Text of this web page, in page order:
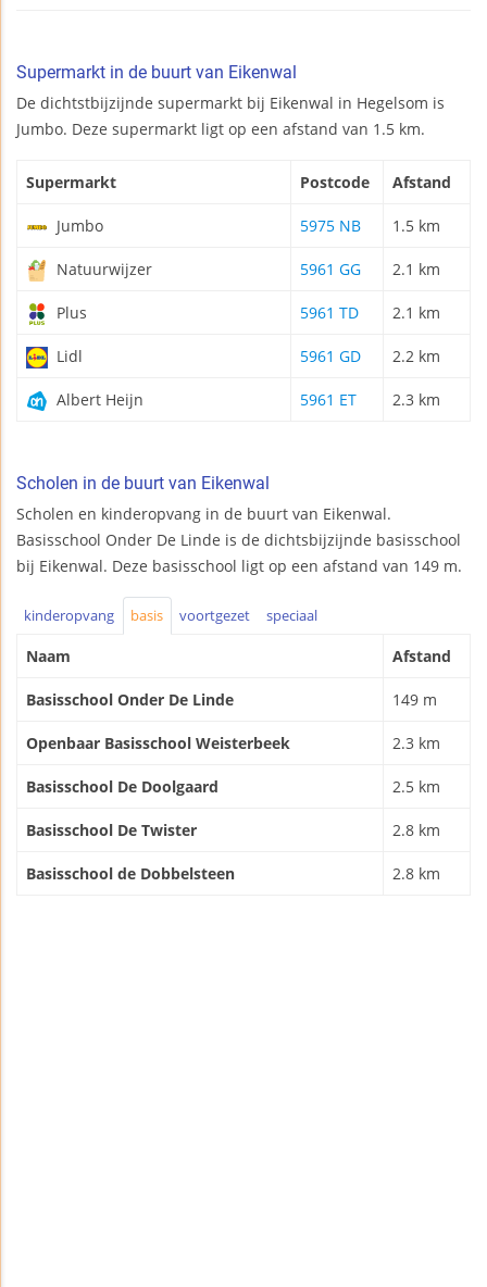
Supermarkt in de buurt van Eikenwal
De dichtstbijzijnde supermarkt bij Eikenwal in Hegelsom is
Jumbo. Deze supermarkt ligt op een afstand van 1.5 km.
Supermarkt Postcode Afstand
Jumbo 5975 NB 1.5 km
Natuurwijzer 5961 GG 2.1 km
Plus 5961 TD 2.1 km
Lidl 5961 GD 2.2 km
Albert Heijn 5961 ET 2.3 km
Scholen in de buurt van Eikenwal
Scholen en kinderopvang in de buurt van Eikenwal.
Basisschool Onder De Linde is de dichtsbijzijnde basisschool
bij Eikenwal. Deze basisschool ligt op een afstand van 149 m.
kinderopvang basis voortgezet speciaal
Naam Afstand
Basisschool Onder De Linde 149 m
Openbaar Basisschool Weisterbeek 2.3 km
Basisschool De Doolgaard 2.5 km
Basisschool De Twister 2.8 km
Basisschool de Dobbelsteen 2.8 km